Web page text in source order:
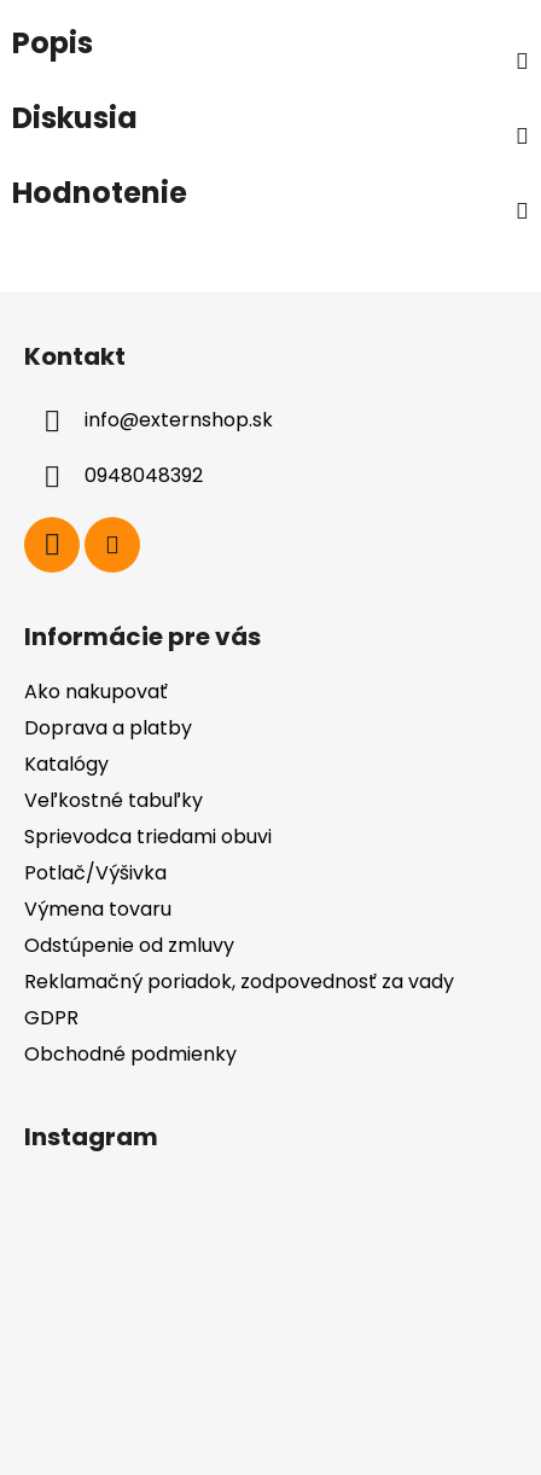
Popis
Diskusia
Hodnotenie
Kontakt
info@externshop.sk
0948048392
Informácie pre vás
Ako nakupovať
Doprava a platby
Katalógy
Veľkostné tabuľky
Sprievodca triedami obuvi
Potlač/Výšivka
Výmena tovaru
Odstúpenie od zmluvy
Reklamačný poriadok, zodpovednosť za vady
GDPR
Obchodné podmienky
Instagram